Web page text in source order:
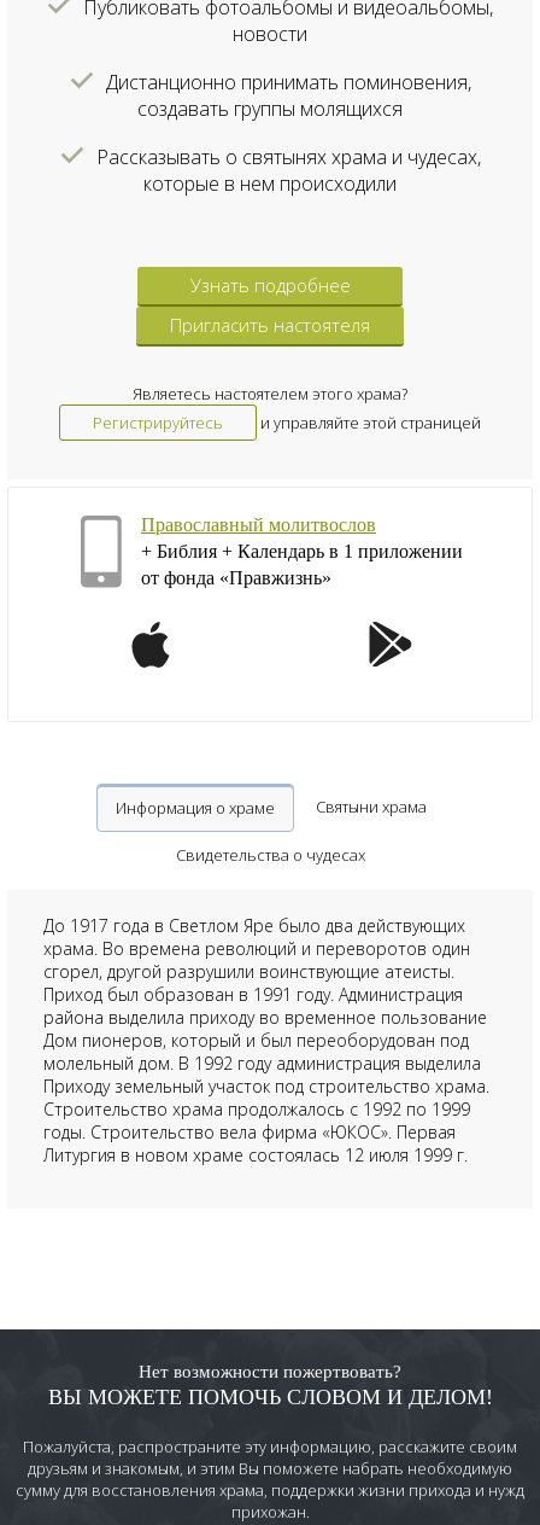
Публиковать фотоальбомы и видеоальбомы,
новости
Дистанционно принимать поминовения,
создавать группы молящихся
Рассказывать о святынях храма и чудесах,
которые в нем происходили
Узнать подробнее
Пригласить настоятеля
Являетесь настоятелем этого храма?
Регистрируйтесь
и управляйте этой страницей
Православный молитвослов
+ Библия + Календарь в 1 приложении
от фонда «Правжизнь»
Информация о храме Святыни храма
Свидетельства о чудесах
До 1917 года в Светлом Яре было два действующих
храма. Во времена революций и переворотов один
сгорел, другой разрушили воинствующие атеисты.
Приход был образован в 1991 году. Администрация
района выделила приходу во временное пользование
Дом пионеров, который и был переоборудован под
молельный дом. В 1992 году администрация выделила
Приходу земельный участок под строительство храма.
Строительство храма продолжалось с 1992 по 1999
годы. Строительство вела фирма «ЮКОС». Первая
Литургия в новом храме состоялась 12 июля 1999 г.
Нет возможности пожертвовать?
ВЫ МОЖЕТЕ ПОМОЧЬ СЛОВОМ И ДЕЛОМ!
Пожалуйста, распространите эту информацию, расскажите своим
друзьям и знакомым, и этим Вы поможете набрать необходимую
сумму для восстановления храма, поддержки жизни прихода и нужд
прихожан.